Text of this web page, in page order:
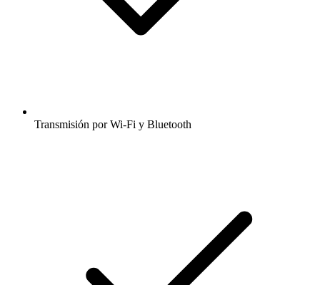
Transmisión por Wi-Fi y Bluetooth